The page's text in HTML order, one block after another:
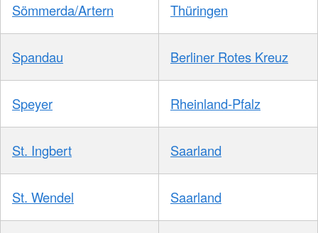
Sömmerda/Artern Thüringen
Spandau Berliner Rotes Kreuz
Speyer Rheinland-Pfalz
St. Ingbert Saarland
St. Wendel Saarland